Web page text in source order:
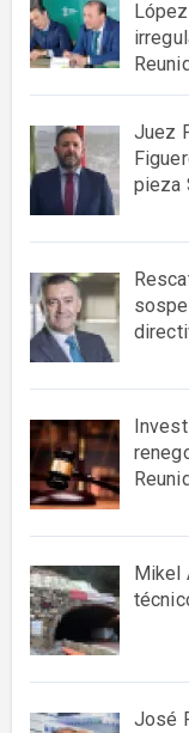
Juez
pieza
Mikel
José